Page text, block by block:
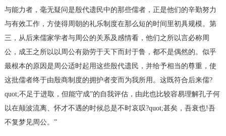
与能力者，毫无疑问是殷代遗民中的那些儒者，正是他们的辛勤努力
与有效工作，方使得周朝的礼乐制度在那么短的时间里初具规模。第
三，从后来儒家学者与周公的关系及感情看，他们之所以言必称周
公，成王之所以以周公有勋劳于天下而封于鲁，都不是偶然的。似乎
最根本的原因是周公适时起用这些殷代遗民，并给予相当的尊重，使
这批儒者终于由殷商制度的拥护者变而为我所用。这既符合后来儒?
quot;不足于进取，但能守成”的自我评估，由此也比较容易理解孔子何
以在颠波流离、怀才不遇的时候总是不时哀叹?quot;甚矣，吾衰也!吾
不复梦见周公。”